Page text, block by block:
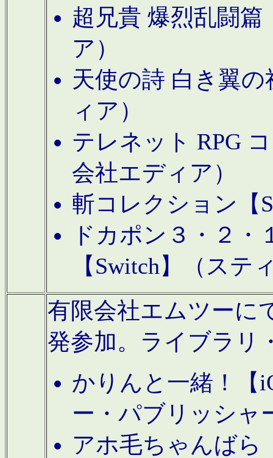
超兄貴 爆烈乱闘篇
ア）
天使の詩 白き翼
ィア）
テレネット RPG
会社エディア）
斬コレクション【
ドカポン３・２
【Switch】（ステ
有限会社エムツーに
発参加。ライブラリ
かりんと一緒！【
ー・パブリッシャ
アホ毛ちゃんばら